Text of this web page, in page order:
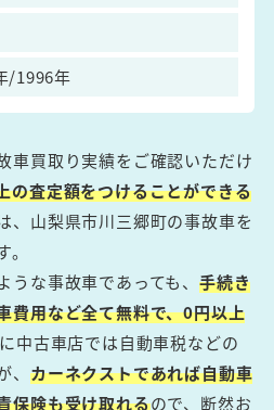
/1996年
車買取り実績をご確認いただけ
の査定額をつけることができる
、山梨県市川三郷町の事故車を
うな事故車であっても、手続き
費用など全て無料で、0円以上
中古車店では自動車税などの
、カーネクストであれば自動車
保険も受け取れるので、断然お